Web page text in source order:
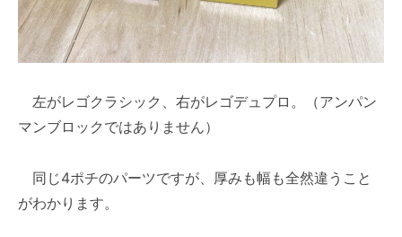
左がレゴクラシック、右がレゴデュプロ。（アンパン
マンブロックではありません）
同じ4ポチのパーツですが、厚みも幅も全然違うこと
がわかります。